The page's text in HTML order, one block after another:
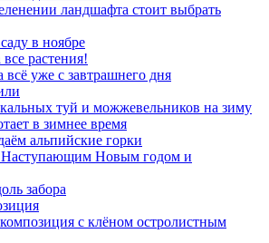
ландшафта стоит выбрать
в ноябре
растения!
уже с завтрашнего дня
туй и можжевельников на зиму
в зимнее время
альпийские горки
Наступающим Новым годом и
забора
с клёном остролистным